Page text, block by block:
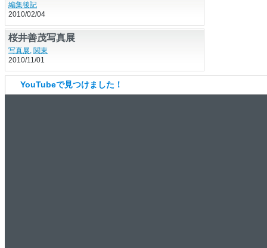
編集後記
2010/02/04
桜井善茂写真展
写真展, 関東
2010/11/01
YouTubeで見つけました！